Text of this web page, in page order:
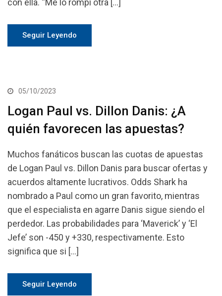
con ella. “Me lo rompí otra […]
Seguir Leyendo
05/10/2023
Logan Paul vs. Dillon Danis: ¿A
quién favorecen las apuestas?
Muchos fanáticos buscan las cuotas de apuestas
de Logan Paul vs. Dillon Danis para buscar ofertas y
acuerdos altamente lucrativos. Odds Shark ha
nombrado a Paul como un gran favorito, mientras
que el especialista en agarre Danis sigue siendo el
perdedor. Las probabilidades para ‘Maverick’ y ‘El
Jefe’ son -450 y +330, respectivamente. Esto
significa que si […]
Seguir Leyendo